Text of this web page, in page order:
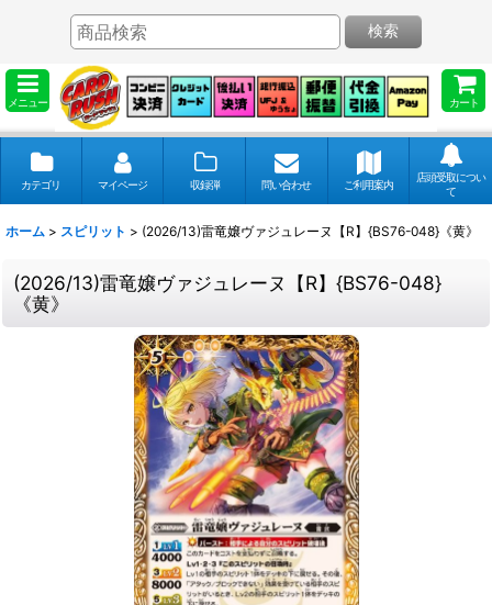
メニュー カート
検索
カテゴリ マイページ 収録弾 問い合わせ ご利用案内
店頭受取につい
て
ホーム > スピリット > (2026/13)雷竜嬢ヴァジュレーヌ【R】{BS76-048}《黄》
(2026/13)雷竜嬢ヴァジュレーヌ【R】{BS76-048}
《黄》